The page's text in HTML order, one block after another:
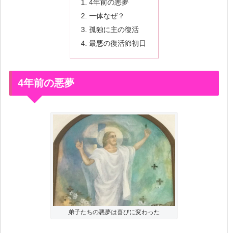
4年前の悪夢
一体なぜ？
孤独に主の復活
最悪の復活節初日
4年前の悪夢
弟子たちの悪夢は喜びに変わった